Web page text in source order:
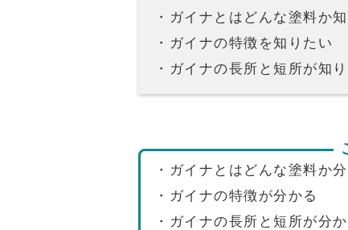
・ガイナとはどんな塗料か
・ガイナの特徴を知りたい
・ガイナの長所と短所が知
・ガイナとはどんな塗料か
・ガイナの特徴が分かる
・ガイナの長所と短所が分